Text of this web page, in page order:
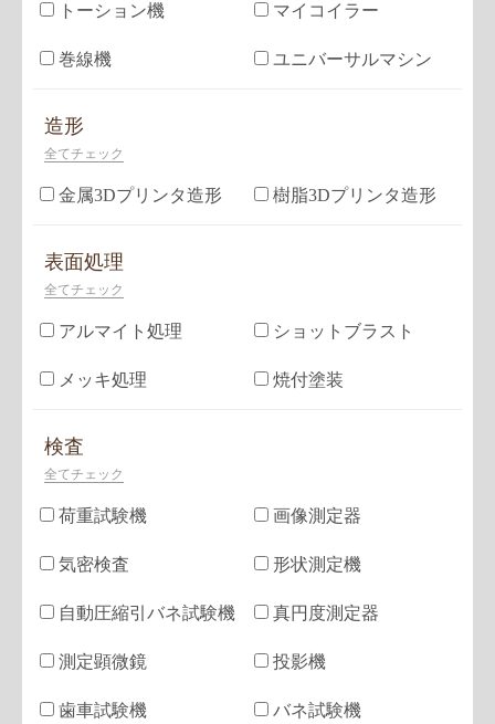
トーション機 マイコイラー
巻線機 ユニバーサルマシン
造形
全てチェック
金属3Dプリンタ造形 樹脂3Dプリンタ造形
表面処理
全てチェック
アルマイト処理 ショットブラスト
メッキ処理 焼付塗装
検査
全てチェック
荷重試験機 画像測定器
気密検査 形状測定機
自動圧縮引バネ試験機 真円度測定器
測定顕微鏡 投影機
歯車試験機 バネ試験機